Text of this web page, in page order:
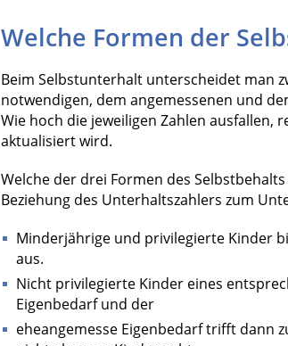
Welche Formen der
Beim Selbstunterhalt unterscheidet man
notwendigen, dem angemessenen und
Wie hoch die jeweiligen Zahlen ausfallen,
aktualisiert wird.
Welche der drei Formen des
Beziehung des Unterhaltszahlers zum
Minderjährige und privilegierte Kinder
aus.
Nicht privilegierte Kinder eines
Eigenbedarf und der
eheangemesse Eigenbedarf trifft dann